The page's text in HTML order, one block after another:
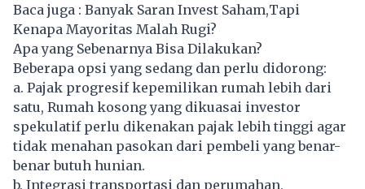
Baca juga : Banyak Saran Invest Saham,Tapi
Kenapa Mayoritas Malah Rugi?
Apa yang Sebenarnya Bisa Dilakukan?
Beberapa opsi yang sedang dan perlu didorong:
a. Pajak progresif kepemilikan rumah lebih dari
satu, Rumah kosong yang dikuasai investor
spekulatif perlu dikenakan pajak lebih tinggi agar
tidak menahan pasokan dari pembeli yang benar-
benar butuh hunian.
b. Integrasi transportasi dan perumahan,